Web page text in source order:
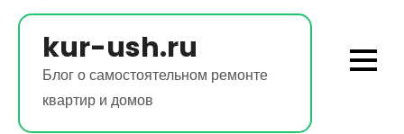
Перейти
содержимомуkur-ush.ru
Блог о самостоятельном ремонте
квартир и домов